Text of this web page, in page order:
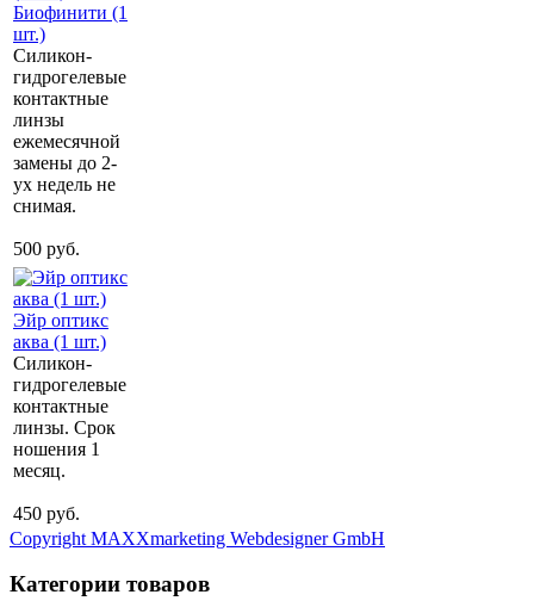
Биофинити (1
шт.)
Силикон-
гидрогелевые
контактные
линзы
ежемесячной
замены до 2-
ух недель не
снимая.
500 руб.
Эйр оптикс
аква (1 шт.)
Силикон-
гидрогелевые
контактные
линзы. Срок
ношения 1
месяц.
450 руб.
Copyright MAXXmarketing Webdesigner GmbH
Категории товаров